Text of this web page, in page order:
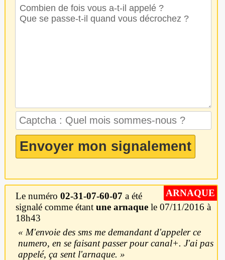
ARNAQUE
Le numéro 02-31-07-60-07 a été
signalé comme étant une arnaquele 07/11/2016 à
18h43
M'envoie des sms me demandant d'appeler ce
numero, en se faisant passer pour canal+. J'ai pas
appelé, ça sent l'arnaque.